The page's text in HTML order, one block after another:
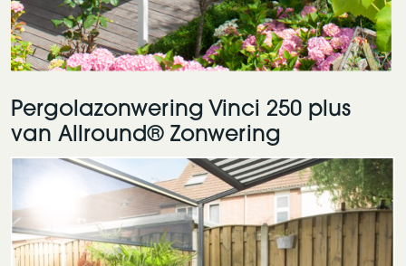
Pergolazonwering Vinci 250 plus
van Allround® Zonwering